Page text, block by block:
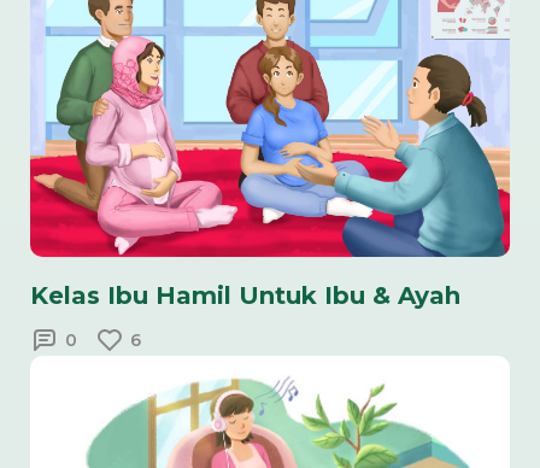
Kelas Ibu Hamil Untuk Ibu & Ayah
0 6